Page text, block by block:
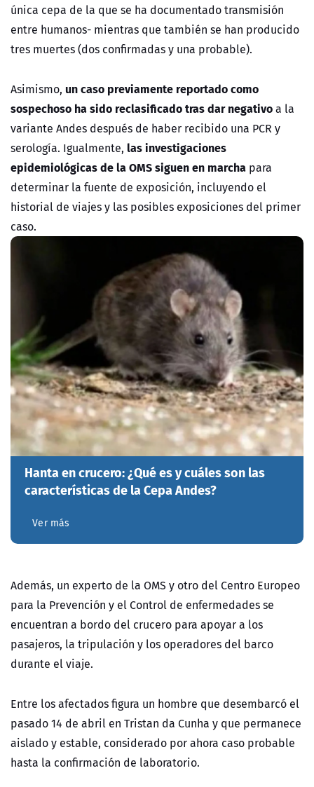
única cepa de la que se ha documentado transmisión
entre humanos- mientras que también se han producido
tres muertes (dos confirmadas y una probable).
Asimismo, un caso previamente reportado como
sospechoso ha sido reclasificado tras dar negativoa la
variante Andes después de haber recibido una PCR y
serología. Igualmente, las investigaciones
epidemiológicas de la OMS siguen en marcha para
determinar la fuente de exposición, incluyendo el
historial de viajes y las posibles exposiciones del primer
caso.
Hanta en crucero: ¿Qué es y cuáles son las
características de la Cepa Andes?
Ver más
Además, un experto de la OMS y otro del Centro Europeo
para la Prevención y el Control de enfermedades se
encuentran a bordo del crucero para apoyar a los
pasajeros, la tripulación y los operadores del barco
durante el viaje.
Entre los afectados figura un hombre que desembarcó el
pasado 14 de abril en Tristan da Cunha y que permanece
aislado y estable, considerado por ahora caso probable
hasta la confirmación de laboratorio.